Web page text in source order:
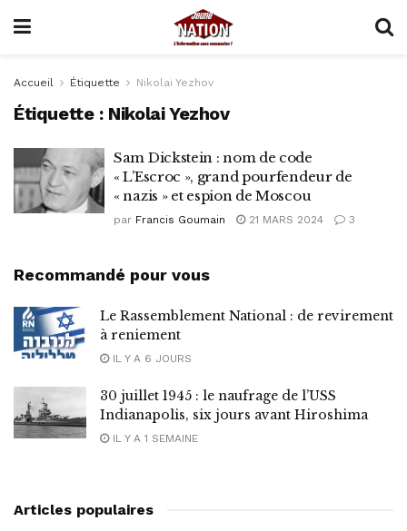
Accueil Étiquette Nikolai Yezhov
Étiquette : Nikolai Yezhov
Sam Dickstein : nom de code
« L’Escroc », grand pourfendeur de
« nazis » et espion de Moscou
par Francis Goumain 21 MARS 2024 3
Recommandé pour vous
Le Rassemblement National : de revirement
à reniement
IL Y A 6 JOURS
30 juillet 1945 : le naufrage de l’USS
Indianapolis, six jours avant Hiroshima
IL Y A 1 SEMAINE
Articles populaires